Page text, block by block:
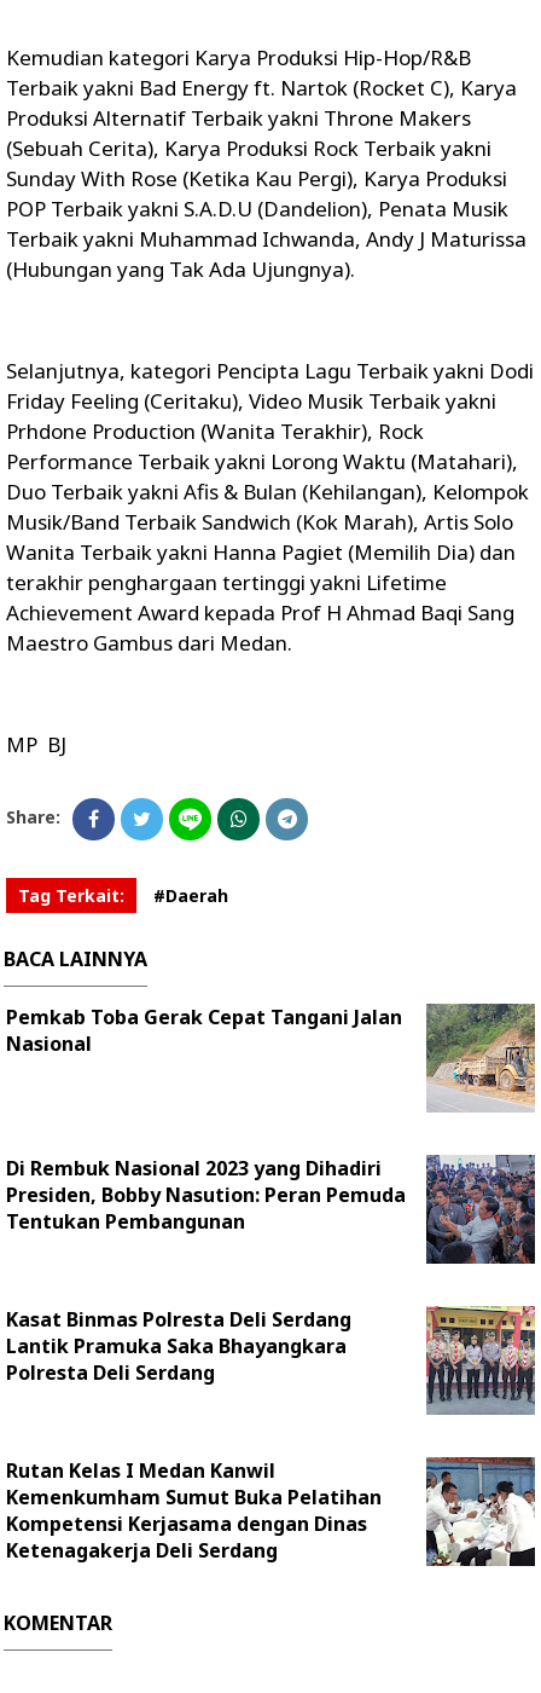
Kemudian kategori Karya Produksi Hip-Hop/R&B
Terbaik yakni Bad Energy ft. Nartok (Rocket C), Karya
Produksi Alternatif Terbaik yakni Throne Makers
(Sebuah Cerita), Karya Produksi Rock Terbaik yakni
Sunday With Rose (Ketika Kau Pergi), Karya Produksi
POP Terbaik yakni S.A.D.U (Dandelion), Penata Musik
Terbaik yakni Muhammad Ichwanda, Andy J Maturissa
(Hubungan yang Tak Ada Ujungnya).
Selanjutnya, kategori Pencipta Lagu Terbaik yakni Dodi
Friday Feeling (Ceritaku), Video Musik Terbaik yakni
Prhdone Production (Wanita Terakhir), Rock
Performance Terbaik yakni Lorong Waktu (Matahari),
Duo Terbaik yakni Afis & Bulan (Kehilangan), Kelompok
Musik/Band Terbaik Sandwich (Kok Marah), Artis Solo
Wanita Terbaik yakni Hanna Pagiet (Memilih Dia) dan
terakhir penghargaan tertinggi yakni Lifetime
Achievement Award kepada Prof H Ahmad Baqi Sang
Maestro Gambus dari Medan.
MP BJ
Share:
Tag Terkait: #Daerah
BACA LAINNYA
Pemkab Toba Gerak Cepat Tangani Jalan
Nasional
Di Rembuk Nasional 2023 yang Dihadiri
Presiden, Bobby Nasution: Peran Pemuda
Tentukan Pembangunan
Kasat Binmas Polresta Deli Serdang
Lantik Pramuka Saka Bhayangkara
Polresta Deli Serdang
Rutan Kelas I Medan Kanwil
Kemenkumham Sumut Buka Pelatihan
Kompetensi Kerjasama dengan Dinas
Ketenagakerja Deli Serdang
KOMENTAR